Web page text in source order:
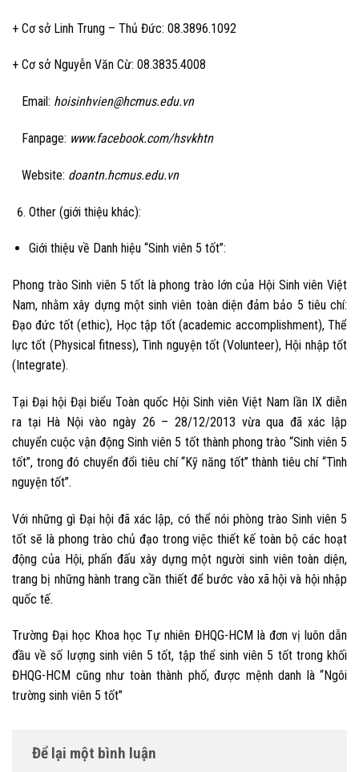
+ Cơ sở Linh Trung – Thủ Đức: 08.3896.1092
+ Cơ sở Nguyễn Văn Cừ: 08.3835.4008
Email: hoisinhvien@hcmus.edu.vn
Fanpage: www.facebook.com/hsvkhtn
Website: doantn.hcmus.edu.vn
Other (giới thiệu khác):
Giới thiệu về Danh hiệu “Sinh viên 5 tốt”:
Phong trào Sinh viên 5 tốt là phong trào lớn của Hội Sinh viên Việt
Nam, nhằm xây dựng một sinh viên toàn diện đảm bảo 5 tiêu chí:
Đạo đức tốt (ethic), Học tập tốt (academic accomplishment), Thể
lực tốt (Physical fitness), Tình nguyện tốt (Volunteer), Hội nhập tốt
(Integrate).
Tại Đại hội Đại biểu Toàn quốc Hội Sinh viên Việt Nam lần IX diễn
ra tại Hà Nội vào ngày 26 – 28/12/2013 vừa qua đã xác lập
chuyển cuộc vận động Sinh viên 5 tốt thành phong trào “Sinh viên 5
tốt”, trong đó chuyển đổi tiêu chí “Kỹ năng tốt” thành tiêu chí “Tình
nguyện tốt”.
Với những gì Đại hội đã xác lập, có thể nói phòng trào Sinh viên 5
tốt sẽ là phong trào chủ đạo trong việc thiết kế toàn bộ các hoạt
động của Hội, phấn đấu xây dựng một người sinh viên toàn diện,
trang bị những hành trang cần thiết để bước vào xã hội và hội nhập
quốc tế.
Trường Đại học Khoa học Tự nhiên ĐHQG-HCM là đơn vị luôn dẫn
đầu về số lượng sinh viên 5 tốt, tập thể sinh viên 5 tốt trong khối
ĐHQG-HCM cũng như toàn thành phố, được mệnh danh là “Ngôi
trường sinh viên 5 tốt”
Để lại một bình luận